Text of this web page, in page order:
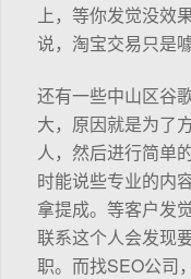
上，等你发觉没效
说，淘宝交易只是
还有一些中山区谷
大，原因就是为了
人，然后进行简单
时能说些专业的内
拿提成。等客户发
联系这个人会发现
职。而找SEO公司